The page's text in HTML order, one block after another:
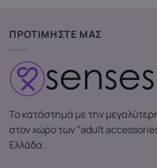
ΠΡΟΤΙΜΗΣΤΕ ΜΑΣ
Το κατάστημά με την
στον χώρο των "adult
Ελλάδα.